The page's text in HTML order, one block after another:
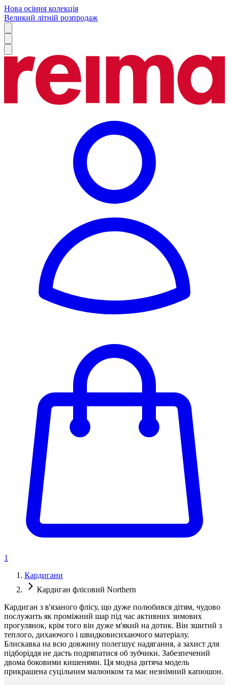
Нова осіння колекція
Великий літній розпродаж
1
Кардигани
Кардиган флісовий Northern
Кардиган з в'язаного флісу, що дуже полюбився дітям, чудово
послужить як проміжний шар під час активних зимових
прогулянок, крім того він дуже м'який на дотик. Він зшитий з
теплого, дихаючого і швидковисихаючого матеріалу.
Блискавка на всю довжину полегшує надягання, а захист для
підборіддя не дасть подряпатися об зубчики. Забезпечений
двома боковими кишенями. Ця модна дитяча модель
прикрашена суцільним малюнком та має незнімний капюшон.